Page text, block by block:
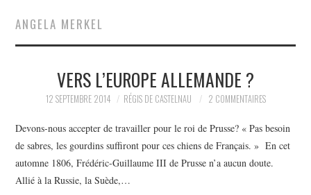
BRÈVES
JURIDIQUE
HISTOIRE
CULTURE
ANGELA MERKEL
VERS L’EUROPE ALLEMANDE ?
12 SEPTEMBRE 2014 RÉGIS DE CASTELNAU 2 COMMENTAIRES
Devons-nous accepter de travailler pour le roi de Prusse? « Pas besoin
de sabres, les gourdins suffiront pour ces chiens de Français. » En cet
automne 1806, Frédéric-Guillaume III de Prusse n’a aucun doute.
Allié à la Russie, la Suède,…